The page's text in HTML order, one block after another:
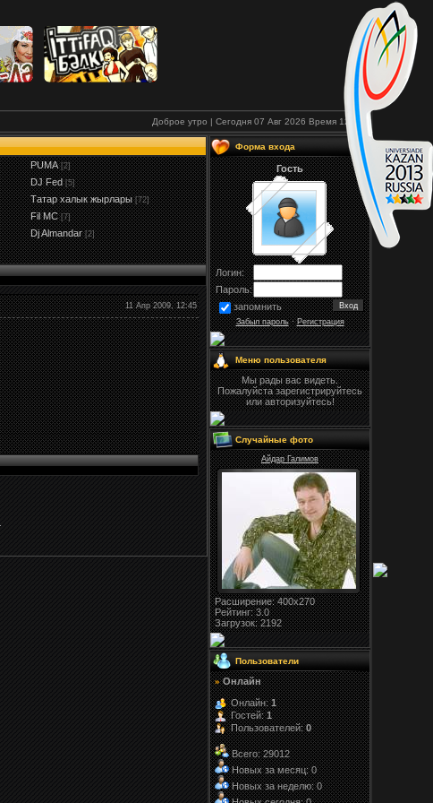
Доброе утро | Сегодня 07 Авг 2026 Время 12:55
PUMA [2]
DJ Fed [5]
Татар халык жырлары [72]
Fil МС [7]
Dj Almandar [2]
11 Апр 2009, 12:45
Форма входа
Гость
Логин:
Пароль:
запомнить
Забыл пароль·Регистрация
Меню пользователя
Мы рады вас видеть.
Пожалуйста зарегистрируйтесь
или авторизуйтесь!
Случайные фото
Айдар Галимов
Расширение: 400x270
Рейтинг:3.0
Загрузок: 2192
Пользователи
» Онлайн
Онлайн:1
Гостей:1
Пользователей:0
Всего: 29012
Новых за месяц: 0
Новых за неделю: 0